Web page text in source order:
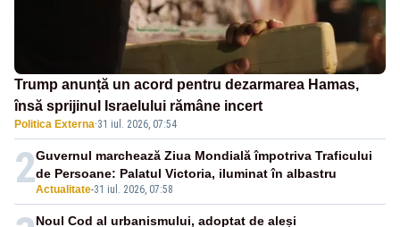
Trump anunță un acord pentru dezarmarea Hamas,
însă sprijinul Israelului rămâne incert
Politica Externa·31 iul. 2026, 07:54
2Actualitate-31 iul. 2026, 07:58
Guvernul marchează Ziua Mondială împotriva Traficului
de Persoane: Palatul Victoria, iluminat în albastru
Noul Cod al urbanismului, adoptat de aleși